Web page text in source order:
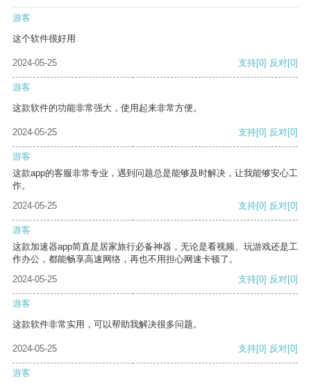
游客
这个软件很好用
2024-05-25 支持[0] 反对[0]
游客
这款软件的功能非常强大，使用起来非常方便。
2024-05-25 支持[0] 反对[0]
游客
这款app的客服非常专业，遇到问题总是能够及时解决，让我能够安心工
作。
2024-05-25
支持[0] 反对[0]
游客
这款加速器app简直是居家旅行必备神器，无论是看视频、玩游戏还是工
作办公，都能畅享高速网络，再也不用担心网速卡顿了。
2024-05-25
支持[0] 反对[0]
游客
这款软件非常实用，可以帮助我解决很多问题。
2024-05-25 支持[0] 反对[0]
游客